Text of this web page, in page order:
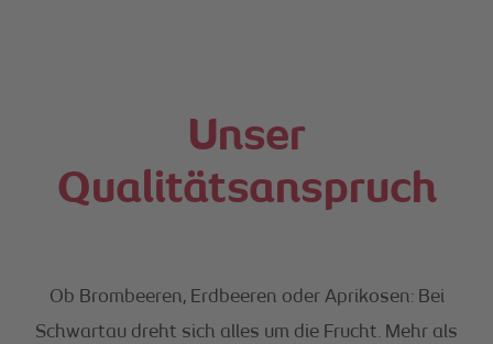
Unser
Qualitätsanspruch
Ob Brombeeren, Erdbeeren oder Aprikosen: Bei
Schwartau dreht sich alles um die Frucht. Mehr als